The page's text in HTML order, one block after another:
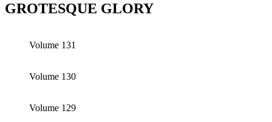
GROTESQUE GLORY
Volume 131
Volume 130
Volume 129